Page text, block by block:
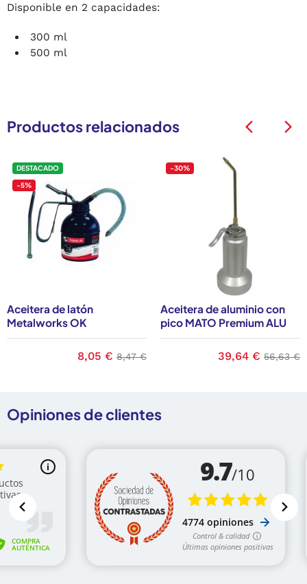
Disponible en 2 capacidades:
300 ml
500 ml
Productos relacionados
Aceitera de latón
Metalworks OK
DESTACADO
-5%
Precio
8,05 € Precio base
8,47 €
Aceitera de aluminio con
pico MATO Premium ALU
-30%
Precio
39,64 € Precio
56,63 €
arrow_back_ios arrow_back_ios
Opiniones de clientes